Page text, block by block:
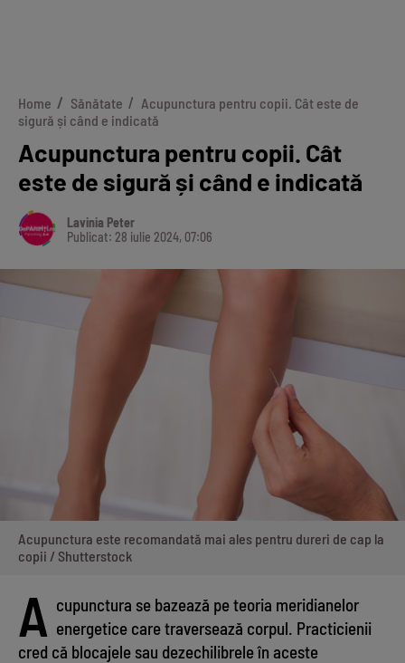
Home Sănătate
Acupunctura pentru copii. Cât este de
sigură și când e indicată
Acupunctura pentru copii. Cât
este de sigură și când e indicată
Lavinia Peter
Publicat: 28 iulie 2024, 07:06
Acupunctura este recomandată mai ales pentru dureri de cap la
copii / Shutterstock
A cupunctura se bazează pe teoria meridianelor
energetice care traversează corpul. Practicienii
cred că blocajele sau dezechilibrele în aceste